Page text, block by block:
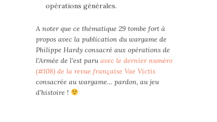
opérations générales.
A noter que ce thématique 29 tombe fort à
propos avec la publication du wargame de
Philippe Hardy consacré aux opérations de
l’Armée de l’est paru avec le dernier numéro
(#108) de la revue française Vae Victis
consacrée au wargame… pardon, au jeu
d’histoire !